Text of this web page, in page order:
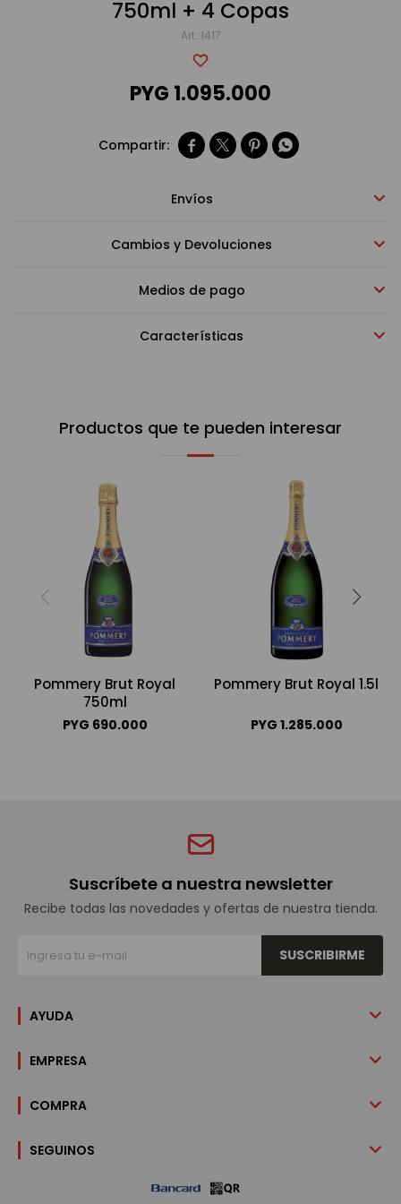
750ml + 4 Copas
1417
PYG 1.095.000
   
Envíos
Cambios y Devoluciones
Medios de pago
Características
Productos que te pueden interesar
Pommery Brut Royal
750ml
PYG 690.000
Pommery Brut Royal 1.5l
PYG 1.285.000
Suscríbete a nuestra newsletter
Recibe todas las novedades y ofertas de nuestra tienda.
SUSCRIBIRME
AYUDA
EMPRESA
COMPRA
SEGUINOS
Cuidado personal